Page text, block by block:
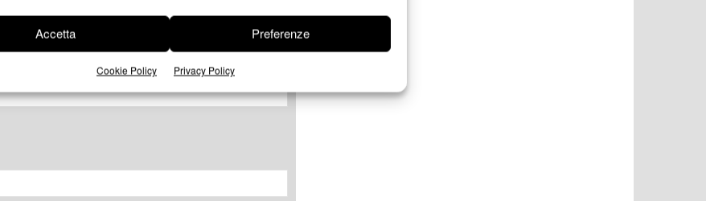
Accetta Preferenze
Cookie Policy Privacy Policy